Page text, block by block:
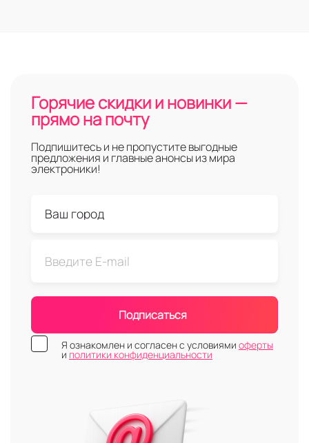
Горячие скидки и новинки —
прямо на почту
Подпишитесь и не пропустите выгодные
предложения и главные анонсы из мира
электроники!
Подписаться
Я ознакомлен и согласен с условиями оферты
и политики конфиденциальности